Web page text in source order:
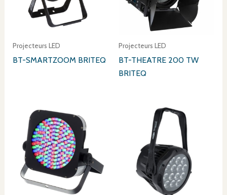
Projecteurs LED
BT-SMARTZOOM BRITEQ
Projecteurs LED
BT-THEATRE 200 TW
BRITEQ